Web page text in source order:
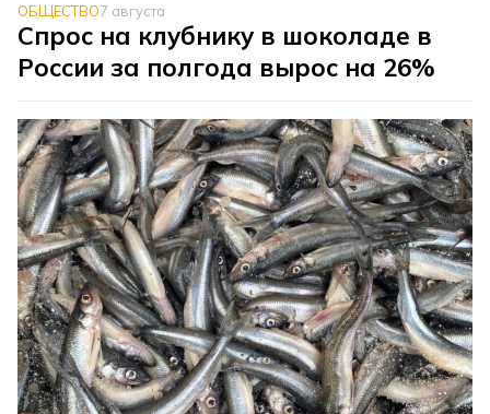
ОБЩЕСТВО7 августа
Спрос на клубнику в шоколаде в
России за полгода вырос на 26%